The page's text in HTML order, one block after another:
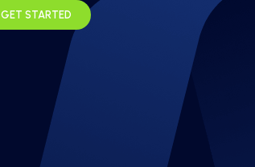
GET STARTED